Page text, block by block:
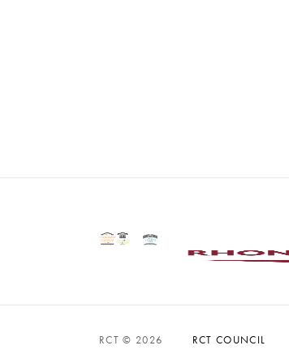
RCT © 2026 RCT COUNCIL